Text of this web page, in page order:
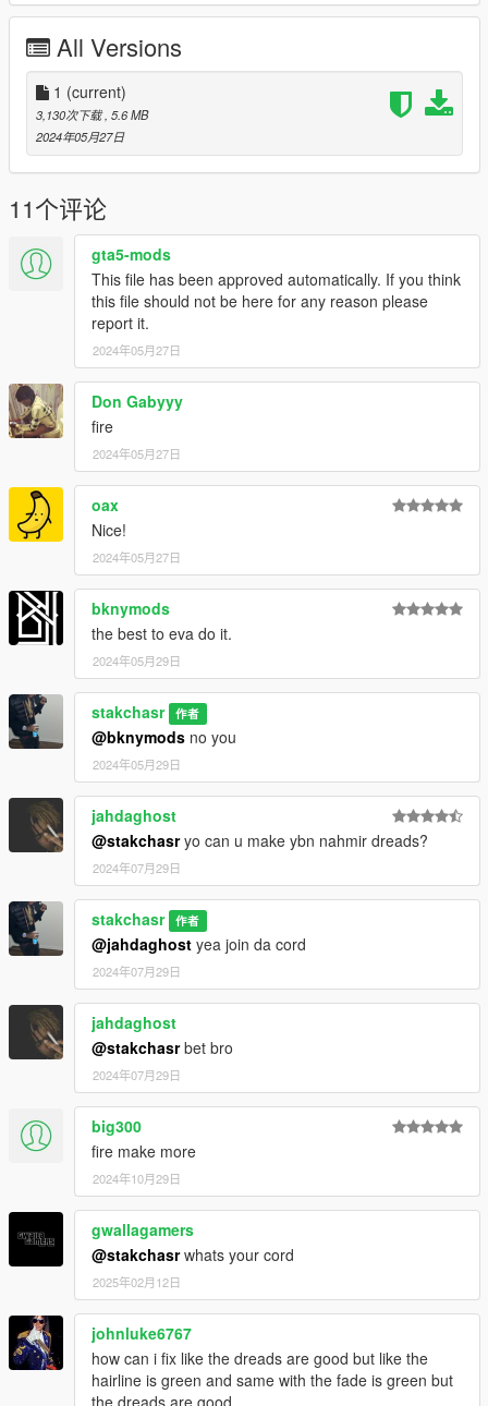
All Versions
1 (current)
3,130次下载 , 5.6 MB
2024年05月27日
11个评论
gta5-mods
This file has been approved automatically. If you think
this file should not be here for any reason please
report it.
2024年05月27日
Don Gabyyy
fire
2024年05月27日
oax
Nice!
2024年05月27日
bknymods
the best to eva do it.
2024年05月29日
stakchasr 作者
@bknymods no you
2024年05月29日
jahdaghost
@stakchasryo can u make ybn nahmir dreads?
2024年07月29日
stakchasr 作者
@jahdaghost yea join da cord
2024年07月29日
jahdaghost
@stakchasrbet bro
2024年07月29日
big300
fire make more
2024年10月29日
gwallagamers
@stakchasrwhats your cord
2025年02月12日
johnluke6767
how can i fix like the dreads are good but like the
hairline is green and same with the fade is green but